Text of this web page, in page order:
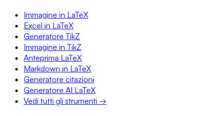
Immagine in LaTeX
Excel in LaTeX
Generatore TikZ
Immagine in TikZ
Anteprima LaTeX
Markdown in LaTeX
Generatore citazioni
Generatore AI LaTeX
Vedi tutti gli strumenti →